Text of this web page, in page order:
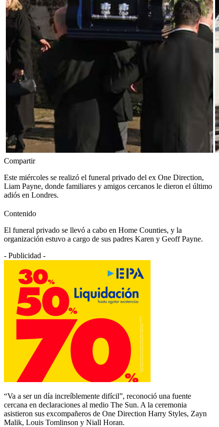
Compartir
Este miércoles se realizó el funeral privado del ex One Direction,
Liam Payne, donde familiares y amigos cercanos le dieron el último
adiós en Londres.
Contenido
El funeral privado se llevó a cabo en Home Counties, y la
organización estuvo a cargo de sus padres Karen y Geoff Payne.
- Publicidad -
“Va a ser un día increíblemente difícil”, reconoció una fuente
cercana en declaraciones al medio The Sun. A la ceremonia
asistieron sus excompañeros de One Direction Harry Styles, Zayn
Malik, Louis Tomlinson y Niall Horan.